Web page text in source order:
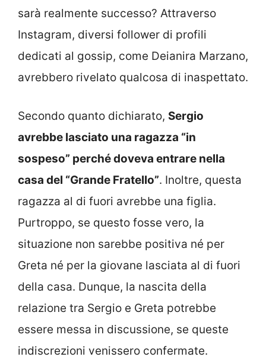
sarà realmente successo? Attraverso
Instagram, diversi follower di profili
dedicati al gossip, come Deianira Marzano,
avrebbero rivelato qualcosa di inaspettato.
Secondo quanto dichiarato, Sergio
avrebbe lasciato una ragazza “in
sospeso” perché doveva entrare nella
casa del “Grande Fratello”. Inoltre, questa
ragazza al di fuori avrebbe una figlia.
Purtroppo, se questo fosse vero, la
situazione non sarebbe positiva né per
Greta né per la giovane lasciata al di fuori
della casa. Dunque, la nascita della
relazione tra Sergio e Greta potrebbe
essere messa in discussione, se queste
indiscrezioni venissero confermate.